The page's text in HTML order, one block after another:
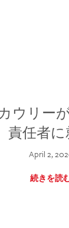
ウリー
責任者
April 2,
続きを読